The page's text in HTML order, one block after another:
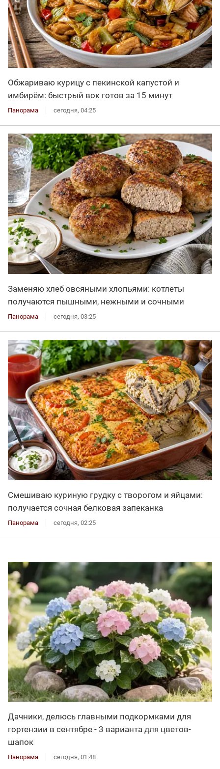
Обжариваю курицу с пекинской капустой и
имбирём: быстрый вок готов за 15 минут
Панорама сегодня, 04:25
Заменяю хлеб овсяными хлопьями: котлеты
получаются пышными, нежными и сочными
Панорама сегодня, 03:25
Смешиваю куриную грудку с творогом и яйцами:
получается сочная белковая запеканка
Панорама сегодня, 02:25
Дачники, делюсь главными подкормками для
гортензии в сентябре - 3 варианта для цветов-
шапок
Панорама сегодня, 01:48